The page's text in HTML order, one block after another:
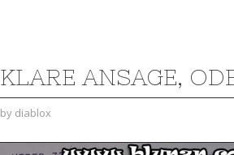
KLARE ANSAGE,
by diablox